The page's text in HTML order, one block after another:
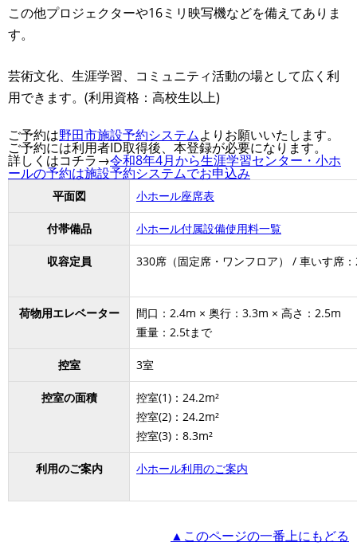
この他プロジェクターや16ミリ映写機などを備えてありま
す。
芸術文化、生涯学習、コミュニティ活動の場として広く利
用できます。(利用資格：高校生以上)
ご予約は野田市施設予約システムよりお願いいたします。
ご予約には利用者ID取得後、本登録が必要になります。
詳しくはコチラ→令和8年4月から生涯学習センター・小ホ
ールの予約は施設予約システムでお申込み
平面図 小ホール座席表
付帯備品 小ホール付属設備使用料一覧
収容定員 330席（固定席・ワンフロア） / 車いす席
荷物用エレベーター
間口：2.4m × 奥行：3.3m × 高さ：2.5m
重量：2.5tまで
控室 3室
控室の面積
控室(1)：24.2m²
控室(2)：24.2m²
控室(3)：8.3m²
利用のご案内 小ホール利用のご案内
▲このページの一番上にもどる